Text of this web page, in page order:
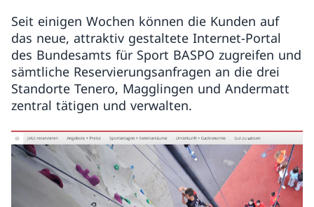
Seit einigen Wochen können die Kunden auf
das neue, attraktiv gestaltete Internet-Portal
des Bundesamts für Sport BASPO zugreifen und
sämtliche Reservierungsanfragen an die drei
Standorte Tenero, Magglingen und Andermatt
zentral tätigen und verwalten.